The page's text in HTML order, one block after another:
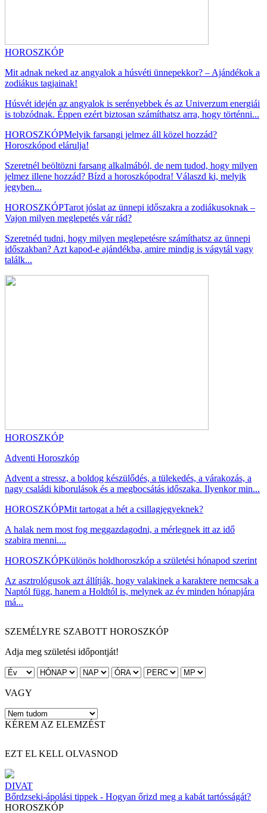
HOROSZKÓP
Mit adnak neked az angyalok a húsvéti ünnepekkor? – Ajándékok a
zodiákus tagjainak!
Húsvét idején az angyalok is serényebbek és az Univerzum energiái
is tobzódnak. Éppen ezért biztosan számíthatsz arra, hogy történni...
HOROSZKÓPMelyik farsangi jelmez áll közel hozzád?
Horoszkópod elárulja!
Szeretnél beöltözni farsang alkalmából, de nem tudod, hogy milyen
jelmez illene hozzád? Bízd a horoszkópodra! Válaszd ki, melyik
jegyben...
HOROSZKÓPTarot jóslat az ünnepi időszakra a zodiákusoknak –
Vajon milyen meglepetés vár rád?
Szeretnéd tudni, hogy milyen meglepetésre számíthatsz az ünnepi
időszakban? Azt kapod-e ajándékba, amire mindig is vágytál vagy
találk...
HOROSZKÓP
Adventi Horoszkóp
Advent a stressz, a boldog készülődés, a tülekedés, a várakozás, a
nagy családi kiborulások és a megbocsátás időszaka. Ilyenkor min...
HOROSZKÓPMit tartogat a hét a csillagjegyeknek?
A halak nem most fog meggazdagodni, a mérlegnek itt az idő
szabira menni....
HOROSZKÓPKülönös holdhoroszkóp a születési hónapod szerint
Az asztrológusok azt állítják, hogy valakinek a karaktere nemcsak a
Naptól függ, hanem a Holdtól is, melynek az év minden hónapjára
má...
SZEMÉLYRE SZABOTT HOROSZKÓP
Adja meg születési időpontját!
VAGY
KÉREM AZ ELEMZÉST
EZT EL KELL OLVASNOD
DIVAT
Bőrdzseki-ápolási tippek - Hogyan őrizd meg a kabát tartósságát?
HOROSZKÓP